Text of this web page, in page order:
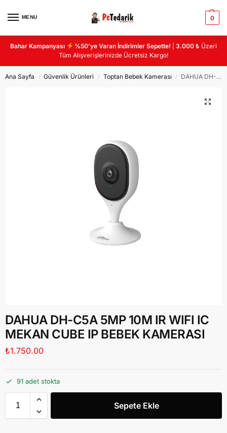
MENU 0
Bahar Kampanyası %50’ye Varan İndirimler Sepette! |3.000 ₺ Üzeri
Tüm Alışverişlerinizde Ücretsiz Kargo!
Ana Sayfa / Güvenlik Ürünleri / Toptan Bebek Kamerası / DAHUA DH-C5A 5MP 10M IR WIFI IC MEKAN CUBE IP BEBEK KAMERASI
DAHUA DH-C5A 5MP 10M IR WIFI IC
MEKAN CUBE IP BEBEK KAMERASI
₺1.750.00
91 adet stokta
Sepete Ekle